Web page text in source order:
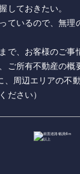
しておきたい。
ているので、無理
で、お客様のご事
ご所有不動産の概
、周辺エリアの不
ださい）